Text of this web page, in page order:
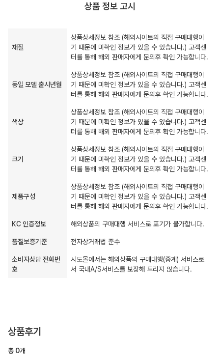
상품 정보 고시
재질
상품상세정보 참조 (해외사이트의 직접 구매대행이
기 때문에 미확인 정보가 있을 수 있습니다.) 고객센
터를 통해 해외 판매자에게 문의후 확인 가능합니다.
동일 모델 출시년월
상품상세정보 참조 (해외사이트의 직접 구매대행이
기 때문에 미확인 정보가 있을 수 있습니다.) 고객센
터를 통해 해외 판매자에게 문의후 확인 가능합니다.
색상
상품상세정보 참조 (해외사이트의 직접 구매대행이
기 때문에 미확인 정보가 있을 수 있습니다.) 고객센
터를 통해 해외 판매자에게 문의후 확인 가능합니다.
크기
상품상세정보 참조 (해외사이트의 직접 구매대행이
기 때문에 미확인 정보가 있을 수 있습니다.) 고객센
터를 통해 해외 판매자에게 문의후 확인 가능합니다.
제품구성
상품상세정보 참조 (해외사이트의 직접 구매대행이
기 때문에 미확인 정보가 있을 수 있습니다.) 고객센
터를 통해 해외 판매자에게 문의후 확인 가능합니다.
KC 인증정보 해외상품의 구매대행 서비스로 표기가 불가합니다.
품질보증기준 전자상거래법 준수
소비자상담 전화번
호
시도몰에서는 해외상품의 구매대행(중계) 서비스로
서 국내A/S서비스를 보장해 드리지 않습니다.
상품후기
총 0개